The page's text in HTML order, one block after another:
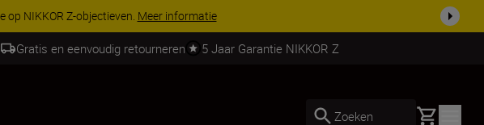
Gratis en eenvoudig retourneren 5 Jaar Garantie NIKKOR Z
Zoeken Basket